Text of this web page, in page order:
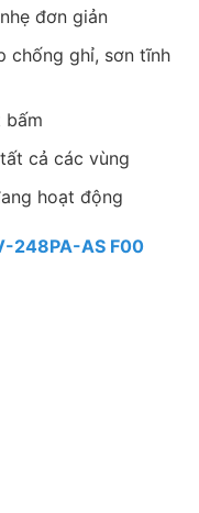
đơn giản
chống ghỉ, sơn tĩnh
bấm
cả các vùng
hoạt động
248PA-AS F00